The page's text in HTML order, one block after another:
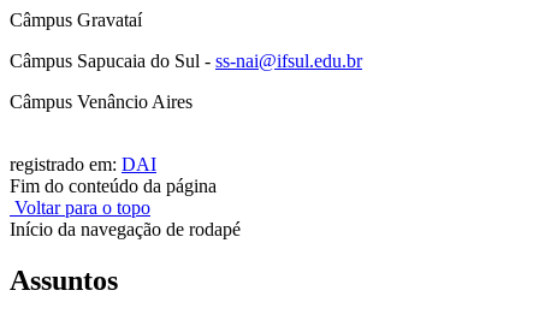
Câmpus Gravataí
Câmpus Sapucaia do Sul - ss-nai@ifsul.edu.br
Câmpus Venâncio Aires
registrado em: DAI
Fim do conteúdo da página
Voltar para o topo
Início da navegação de rodapé
Assuntos